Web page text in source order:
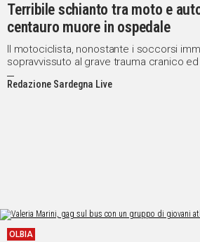
Terribile schianto tra moto e
centauro muore in ospedale
Il motociclista, nonostante i soccorsi
sopravvissuto al grave trauma cranico
l'arrivo all'ospedale Sirai di Carbonia
Redazione Sardegna Live
OLBIA